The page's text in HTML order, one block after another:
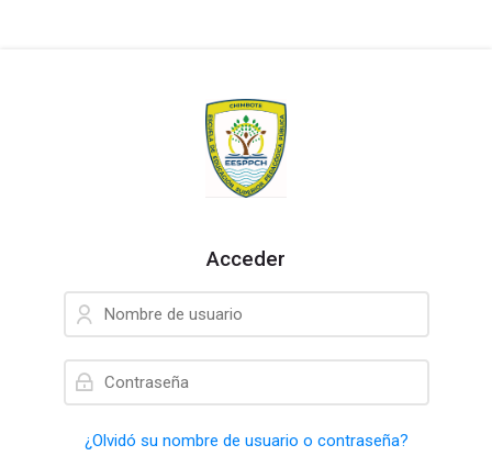
Acceder
Nombre de usuario
Contraseña
¿Olvidó su nombre de usuario o contraseña?